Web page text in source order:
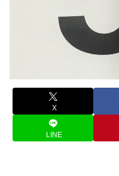
X
LINE